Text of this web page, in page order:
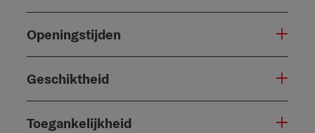
Openingstijden
Geschiktheid
Toegankelijkheid